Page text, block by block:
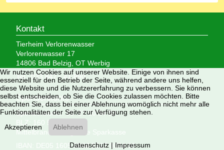
Kontakt
Tierheim Verlorenwasser
Verlorenwasser 17
14806 Bad Belzig, OT Werbig
Tel.: 033 847 - 41 890
Spendenkonto
Spendenkonto: 35 27 00 34 00
BLZ: 160 500 00
Mittelbrandenburgische Sparkasse
IBAN: DE05 1605 0000 3527 0034 00
Wir nutzen Cookies auf unserer Website. Einige von ihnen sind
essenziell für den Betrieb der Seite, während andere uns helfen,
diese Website und die Nutzererfahrung zu verbessern. Sie können
selbst entscheiden, ob Sie die Cookies zulassen möchten. Bitte
beachten Sie, dass bei einer Ablehnung womöglich nicht mehr alle
Funktionalitäten der Seite zur Verfügung stehen.
Akzeptieren
Ablehnen
Datenschutz|Impressum